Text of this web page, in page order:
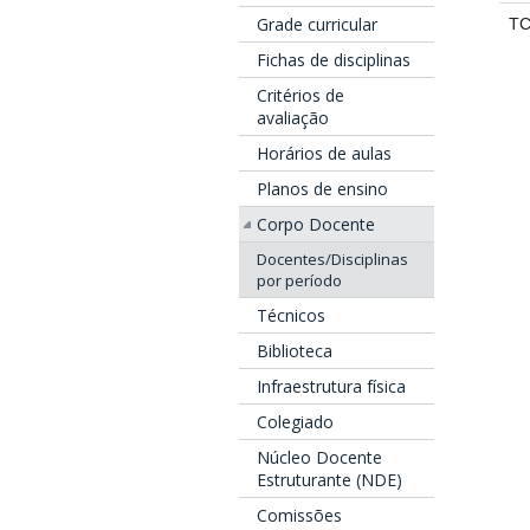
Grade curricular
Fichas de disciplinas
Critérios de
avaliação
Horários de aulas
Planos de ensino
Corpo Docente
Docentes/Disciplinas
por período
Técnicos
Biblioteca
Infraestrutura física
Colegiado
Núcleo Docente
Estruturante (NDE)
Comissões